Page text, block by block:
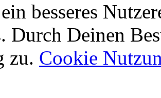
besseres
Durch Deinen
zu. Cookie